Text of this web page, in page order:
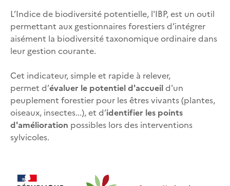
L’Indice de biodiversité potentielle, l'IBP, est un outil
permettant aux gestionnaires forestiers d’intégrer
aisément la biodiversité taxonomique ordinaire dans
leur gestion courante.
Cet indicateur, simple et rapide à relever,
permet d’évaluer le potentiel d'accueild'un
peuplement forestier pour les êtres vivants (plantes,
oiseaux, insectes...), et d’identifier les points
d'amélioration possibles lors des interventions
sylvicoles.